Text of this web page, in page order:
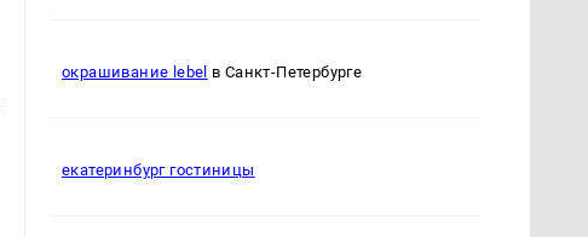
окрашивание lebel в Санкт-Петербурге
екатеринбург гостиницы